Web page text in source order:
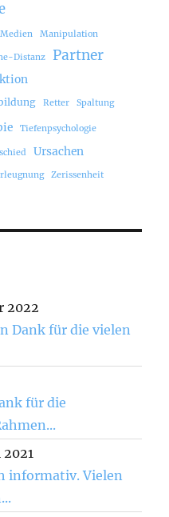
Manipulation
Distanz Partner
Retter Spaltung
Tiefenpsychologie
Ursachen
Zerissenheit
2022
Dank für die vielen
für die
2021
informativ. Vielen